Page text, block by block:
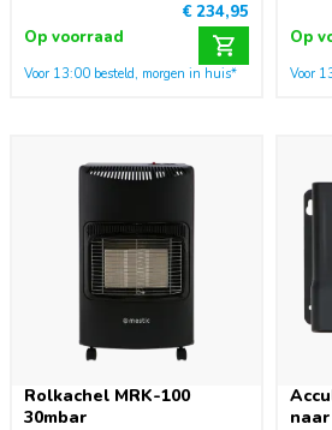
€ 234,95
Op voorraad
Voor 13:00 besteld, morgen in huis*
Op
Voor
Rolkachel MRK-100
30mbar
naar